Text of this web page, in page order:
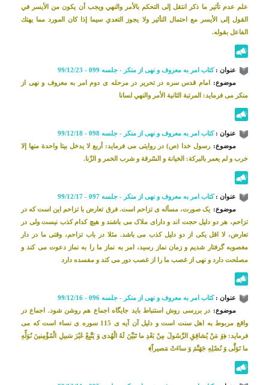
علم عدم تأثير ما ذكر انتقل إلى التحكم بالأمر والنهي ويجب أن يكون من الأيسر في
القول إلى الأيسر مع احتمال التأثير ولا يجوز التعدي سيما إذا كان المورد مما يهتك
الفاعل بقوله.
عنوان :کتاب امر به معروف و نهی از منکر - جلسه 099 - 99/12/23
موضوع:
امام قدس سره در تحریر در مرحله ی دوم امر به معروف و نهی از
منکر می فرماید: المرتبة الثانية الأمر والنهي لسانا
عنوان :کتاب امر به معروف و نهی از منکر - جلسه 098 - 99/12/18
موضوع: رسول خدا (ص) در روایتی می فرماید: أربع‌ لا يدخل‌ بيتا واحدة منها إلا
خرب و لم يعمر بالبركة: الخيانة و السّرقة و شرب الخمر و الزّنا.
عنوان :کتاب امر به معروف و نهی از منکر - جلسه 097 - 99/12/17
موضوع: یک صورت، مسأله ی تزاحم است. فرق تعارض با تزاحم این است که در
تزاحم، هر دو دلیل حجت اند و دارای ملاک می باشند و هیچ کدام کذب نیست ولی در
تعارض، لا اقل یکی از دو دلیل کذب می باشد. مثلا در باب تزاحم، وقتی ما در دار
مغصوبه گرفتار شدیم و زمان نماز رسید، امر به نماز ما را به نماز دعوت می کند و
مصلحت دارد و نهی از غصب ما را از غصب دور می کند و مفسده دارد
عنوان :کتاب امر به معروف و نهی از منکر - جلسه 096 - 99/12/16
موضوع: در بررسی روش استنباط باید جایگاه اجماع هم روشن شود. اجماع در
واقع مربوط به اهل سنت است و دلیل آن آیه ی 115 سوره ی نساء است که می
فرماید: ﴿وَ مَنْ يُشاقِقِ‌ الرَّسُولَ‌ مِنْ بَعْدِ ما تَبَيَّنَ لَهُ الْهُدى‌ وَ يَتَّبِعْ غَيْرَ سَبيلِ الْمُؤْمِنينَ نُوَلِّهِ
ما تَوَلَّى وَ نُصْلِهِ جَهَنَّمَ وَ ساءَتْ مَصيراً﴾